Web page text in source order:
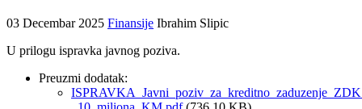
03 Decembar 2025 Finansije Ibrahim Slipic
U prilogu ispravka javnog poziva.
Preuzmi dodatak: